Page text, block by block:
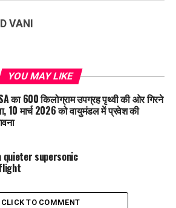
VANI
YOU MAY LIKE
का 600 किलोग्राम उपग्रह पृथ्वी की ओर गिरने
10 मार्च 2026 को वायुमंडल में प्रवेश की
quieter supersonic
CLICK TO COMMENT